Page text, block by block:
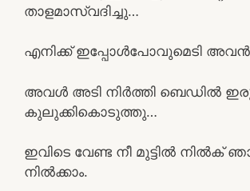
താളമാസ്വദിച്ചു…
എനിക്ക് ഇപ്പോൾപോവുമെടി
അവൾ അടി നിർത്തി ബെഡിൽ
കുലുക്കികൊടുത്തു…
ഇവിടെ വേണ്ട നീ മുട്ടിൽ നിൽക്
നിൽക്കാം.